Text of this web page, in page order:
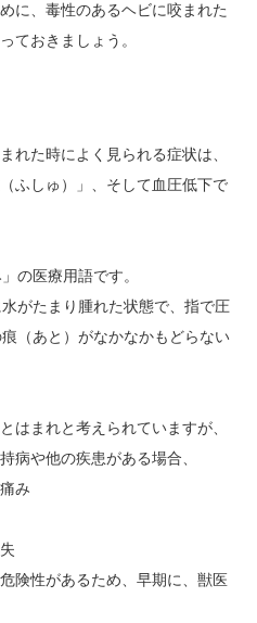
に、毒性のあるヘビに咬まれた
ておきましょう。
れた時によく見られる症状は、
ふしゅ）」、そして血圧低下で
の医療用語です。
がたまり腫れた状態で、指で圧
（あと）がなかなかもどらない
はまれと考えられていますが、
病や他の疾患がある場合、
み
険性があるため、早期に、獣医